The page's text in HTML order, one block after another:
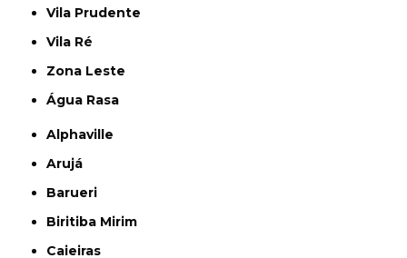
Vila Prudente
Vila Ré
Zona Leste
Água Rasa
Alphaville
Arujá
Barueri
Biritiba Mirim
Caieiras